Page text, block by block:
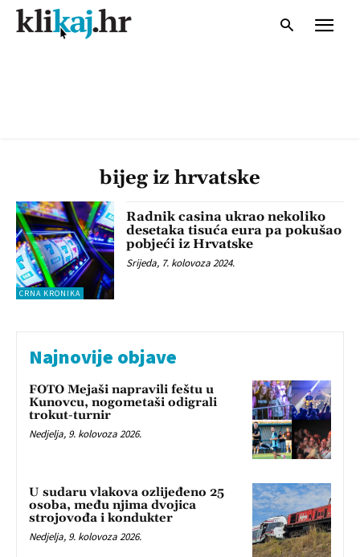
bijeg iz hrvatske
CRNA KRONIKA
Radnik casina ukrao nekoliko
desetaka tisuća eura pa pokušao
pobjeći iz Hrvatske
Srijeda, 7. kolovoza 2024.
Najnovije objave
FOTO Mejaši napravili feštu u
Kunovcu, nogometaši odigrali
trokut-turnir
Nedjelja, 9. kolovoza 2026.
U sudaru vlakova ozlijeđeno 25
osoba, među njima dvojica
strojovođa i kondukter
Nedjelja, 9. kolovoza 2026.